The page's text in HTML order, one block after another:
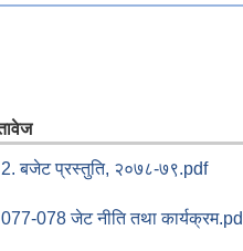
2. बजेट प्रस्तुति, २०७८-७९.pdf
077-078 जेट नीति तथा